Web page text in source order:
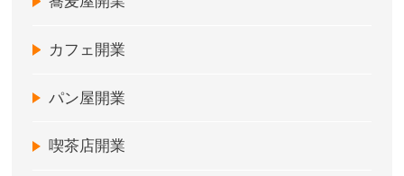
カフェ開業
パン屋開業
喫茶店開業